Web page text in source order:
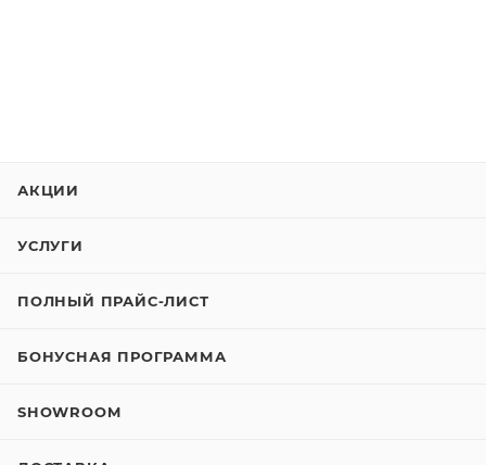
АКЦИИ
УСЛУГИ
ПОЛНЫЙ ПРАЙС-ЛИСТ
БОНУСНАЯ ПРОГРАММА
SHOWROOM